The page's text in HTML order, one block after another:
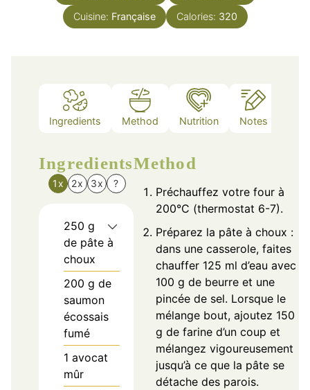
Cuisine: Française Calories: 320
Ingredients Method Nutrition Notes
Ingredients
1x 2x 3x ?
250 g
de pâte à
choux
200 g de
saumon
écossais
fumé
1 avocat
mûr
Method
Préchauffez votre four à
200°C (thermostat 6-7).
Préparez la pâte à choux :
dans une casserole, faites
chauffer 125 ml d’eau avec
100 g de beurre et une
pincée de sel. Lorsque le
mélange bout, ajoutez 150
g de farine d’un coup et
mélangez vigoureusement
jusqu’à ce que la pâte se
détache des parois.